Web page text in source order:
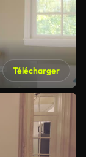
Télécharger